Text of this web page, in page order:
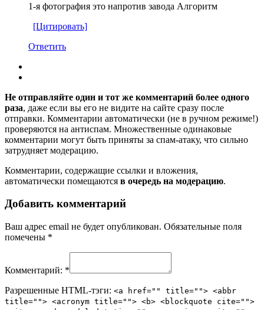
1-я фотография это напротив завода Алгоритм
[Цитировать]
Ответить
Не отправляйте один и тот же комментарий более одного
раза, даже если вы его не видите на сайте сразу после
отправки. Комментарии автоматически (не в ручном режиме!)
проверяются на антиспам. Множественные одинаковые
комментарии могут быть приняты за спам-атаку, что сильно
затрудняет модерацию.
Комментарии, содержащие ссылки и вложения,
автоматически помещаются в очередь на модерацию.
Добавить комментарий
Ваш адрес email не будет опубликован. Обязательные поля
помечены *
Комментарий: *
Разрешенные HTML-тэги: <a href="" title=""> <abbr
title=""> <acronym title=""> <b> <blockquote cite="">